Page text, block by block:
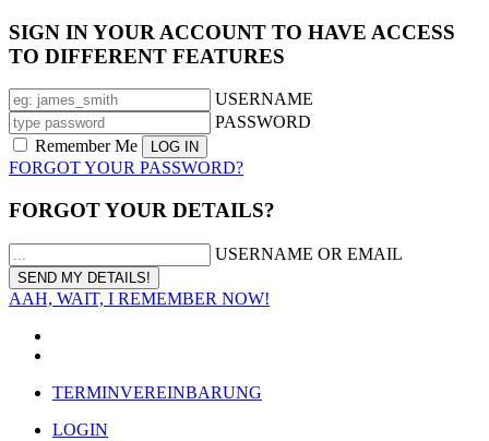
SIGN IN YOUR ACCOUNT TO HAVE ACCESS
TO DIFFERENT FEATURES
USERNAME
PASSWORD
Remember Me
FORGOT YOUR PASSWORD?
FORGOT YOUR DETAILS?
USERNAME OR EMAIL
AAH, WAIT, I REMEMBER NOW!
TERMINVEREINBARUNG
LOGIN